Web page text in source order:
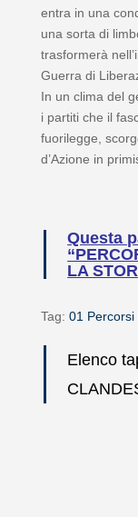
entra in una
una sorta di
trasformerà
Guerra di
In un clima del
i partiti che il
fuorilegge,
d’Azione in
Questa
LA
Tag: 01 Percorsi
Elenco